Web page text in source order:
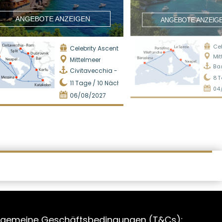
ANGEBOTE ANZEIGEN
Celebrity Ascent
Mittelmeer
Civitavecchia - Rom
11 Tage / 10 Nächte
06/08/2027
ANGEBOTE
8